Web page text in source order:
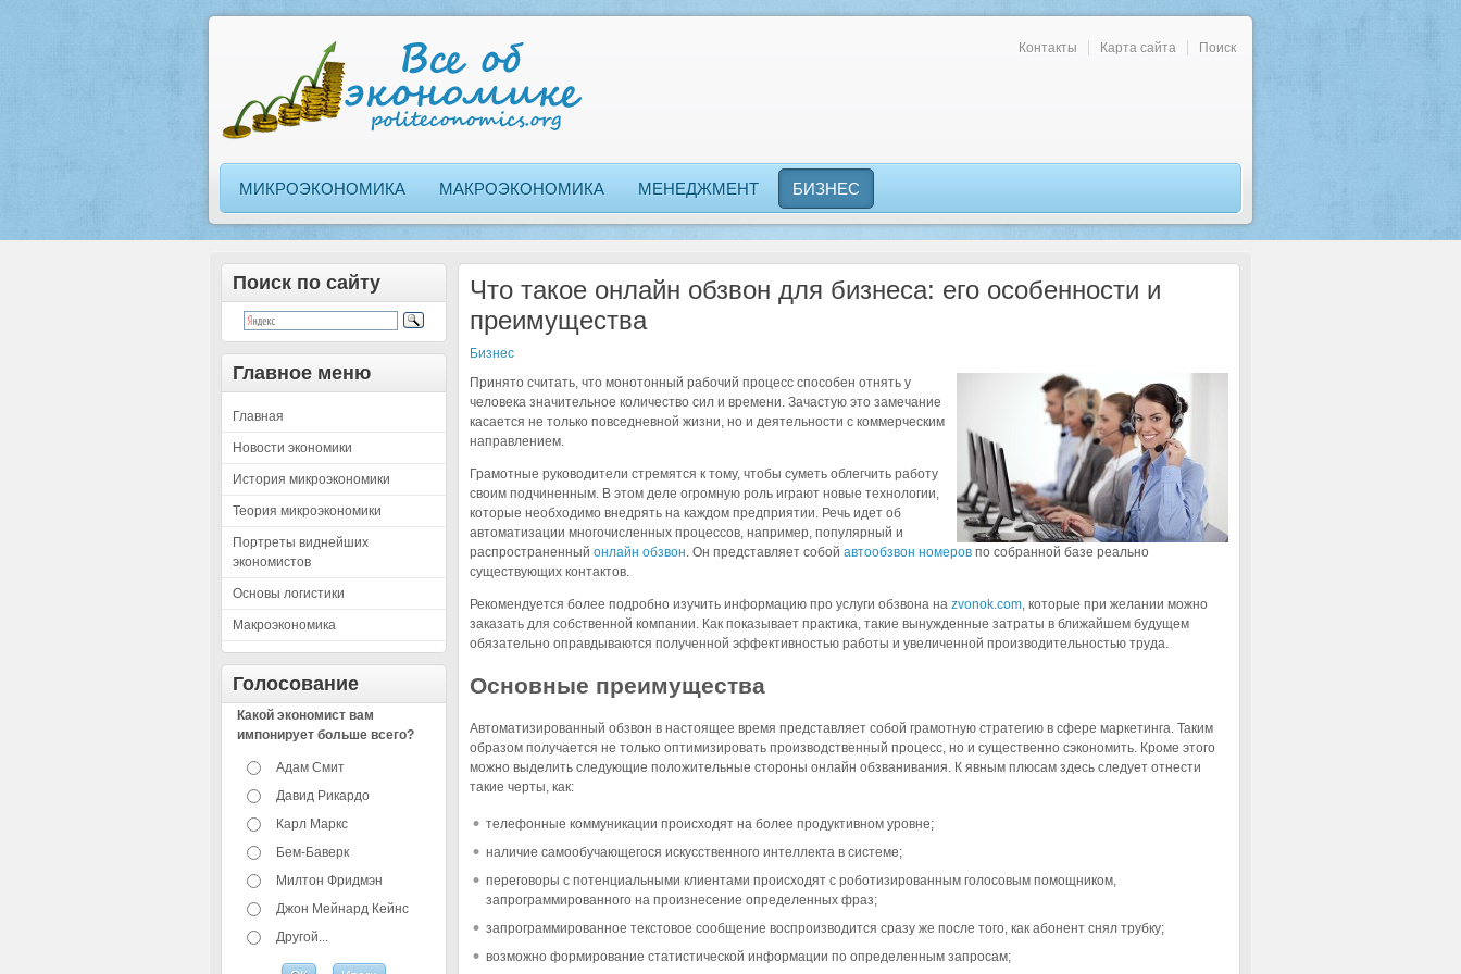
Контакты Карта сайта Поиск
МИКРОЭКОНОМИКА МАКРОЭКОНОМИКА МЕНЕДЖМЕНТ БИЗНЕС
Поиск по сайту
Главное меню
Главная
Новости экономики
История микроэкономики
Теория микроэкономики
Портреты виднейших
экономистов
Основы логистики
Макроэкономика
Голосование
Какой экономист вам
импонирует больше всего?
Адам Смит
Давид Рикардо
Карл Маркс
Бем-Баверк
Милтон Фридмэн
Джон Мейнард Кейнс
Другой...
Что такое онлайн обзвон для бизнеса: его особенности и
преимущества
Бизнес
Принято считать, что монотонный рабочий процесс способен отнять у
человека значительное количество сил и времени. Зачастую это замечание
касается не только повседневной жизни, но и деятельности с коммерческим
направлением.
Грамотные руководители стремятся к тому, чтобы суметь облегчить работу
своим подчиненным. В этом деле огромную роль играют новые технологии,
которые необходимо внедрять на каждом предприятии. Речь идет об
автоматизации многочисленных процессов, например, популярный и
распространенныйонлайн обзвон. Он представляет собойавтообзвон номеров по собранной базе реально
существующих контактов.
Рекомендуется более подробно изучить информацию про услуги обзвона наzvonok.com, которые при желании можно
заказать для собственной компании. Как показывает практика, такие вынужденные затраты в ближайшем будущем
обязательно оправдываются полученной эффективностью работы и увеличенной производительностью труда.
Основные преимущества
Автоматизированный обзвон в настоящее время представляет собой грамотную стратегию в сфере маркетинга. Таким
образом получается не только оптимизировать производственный процесс, но и существенно сэкономить. Кроме этого
можно выделить следующие положительные стороны онлайн обзванивания. К явным плюсам здесь следует отнести
такие черты, как:
телефонные коммуникации происходят на более продуктивном уровне;
наличие самообучающегося искусственного интеллекта в системе;
переговоры с потенциальными клиентами происходят с роботизированным голосовым помощником,
запрограммированного на произнесение определенных фраз;
запрограммированное текстовое сообщение воспроизводится сразу же после того, как абонент снял трубку;
возможно формирование статистической информации по определенным запросам;